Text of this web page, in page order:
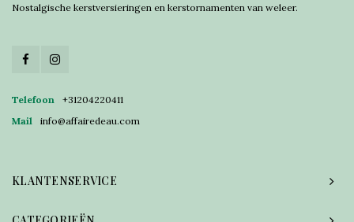
Nostalgische kerstversieringen en kerstornamenten van weleer.
Telefoon
+31204220411
Mail
info@affairedeau.com
KLANTENSERVICE